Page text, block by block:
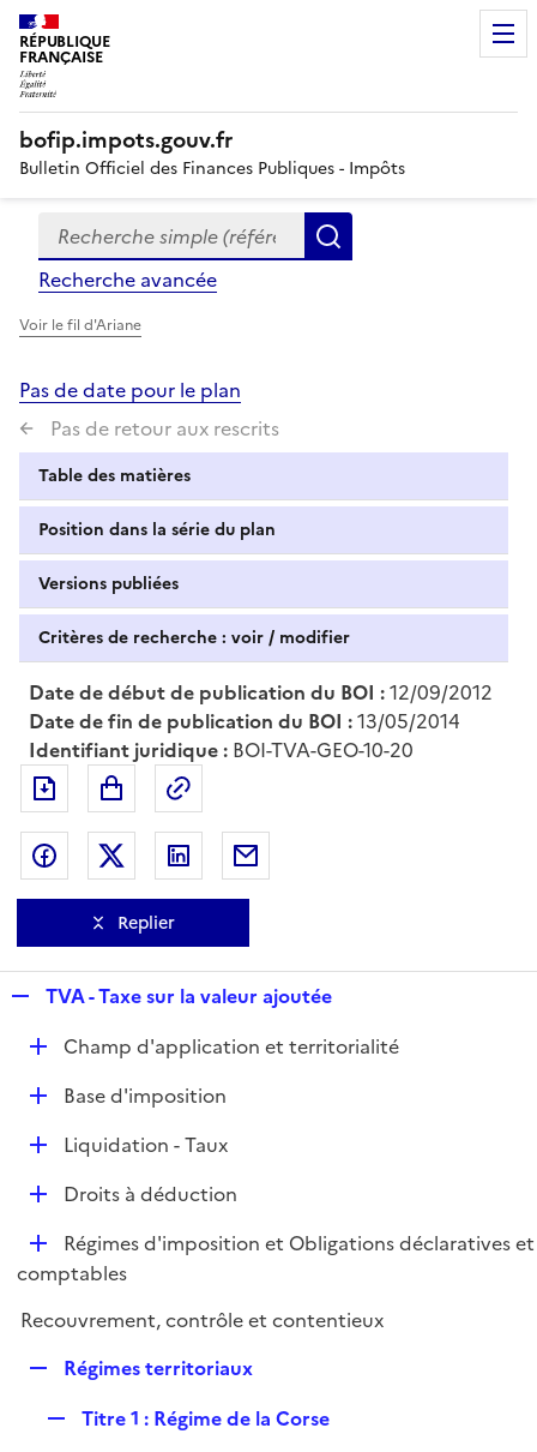
RÉPUBLIQUE
FRANÇAISE
bofip.impots.gouv.fr
Bulletin Officiel des Finances Publiques - Impôts
Formulaire
de
recherche
Recherche simple (références, mots clés, partie du
Recherche avancée
Voir le fil d'Ariane
Pas de date pour le plan
Pas de retour aux rescrits
Table des matières
Position dans la série du plan
Versions publiées
Critères de recherche : voir / modifier
Date de début de publication du BOI :12/09/2012
Date de fin de publication du BOI :13/05/2014
Identifiant juridique : BOI-TVA-GEO-10-20
Exporter le document au format pdf
Partager sur Facebook
Partager sur Twitter
Partager sur LinkedIn
Replier
p
l
i
e
TVA - Taxe sur la valeur ajoutée
DChamp d'application et territorialité
D
r
Base d'imposition
D
e
r
Liquidation - Taux
D
l
e
Droits à déduction
D
é
l
r
Régimes d'imposition et Obligations déclaratives et
comptables
Recouvrement, contrôle et contentieux
p
Régimes territoriaux
Titre 1 : Régime de la Corse